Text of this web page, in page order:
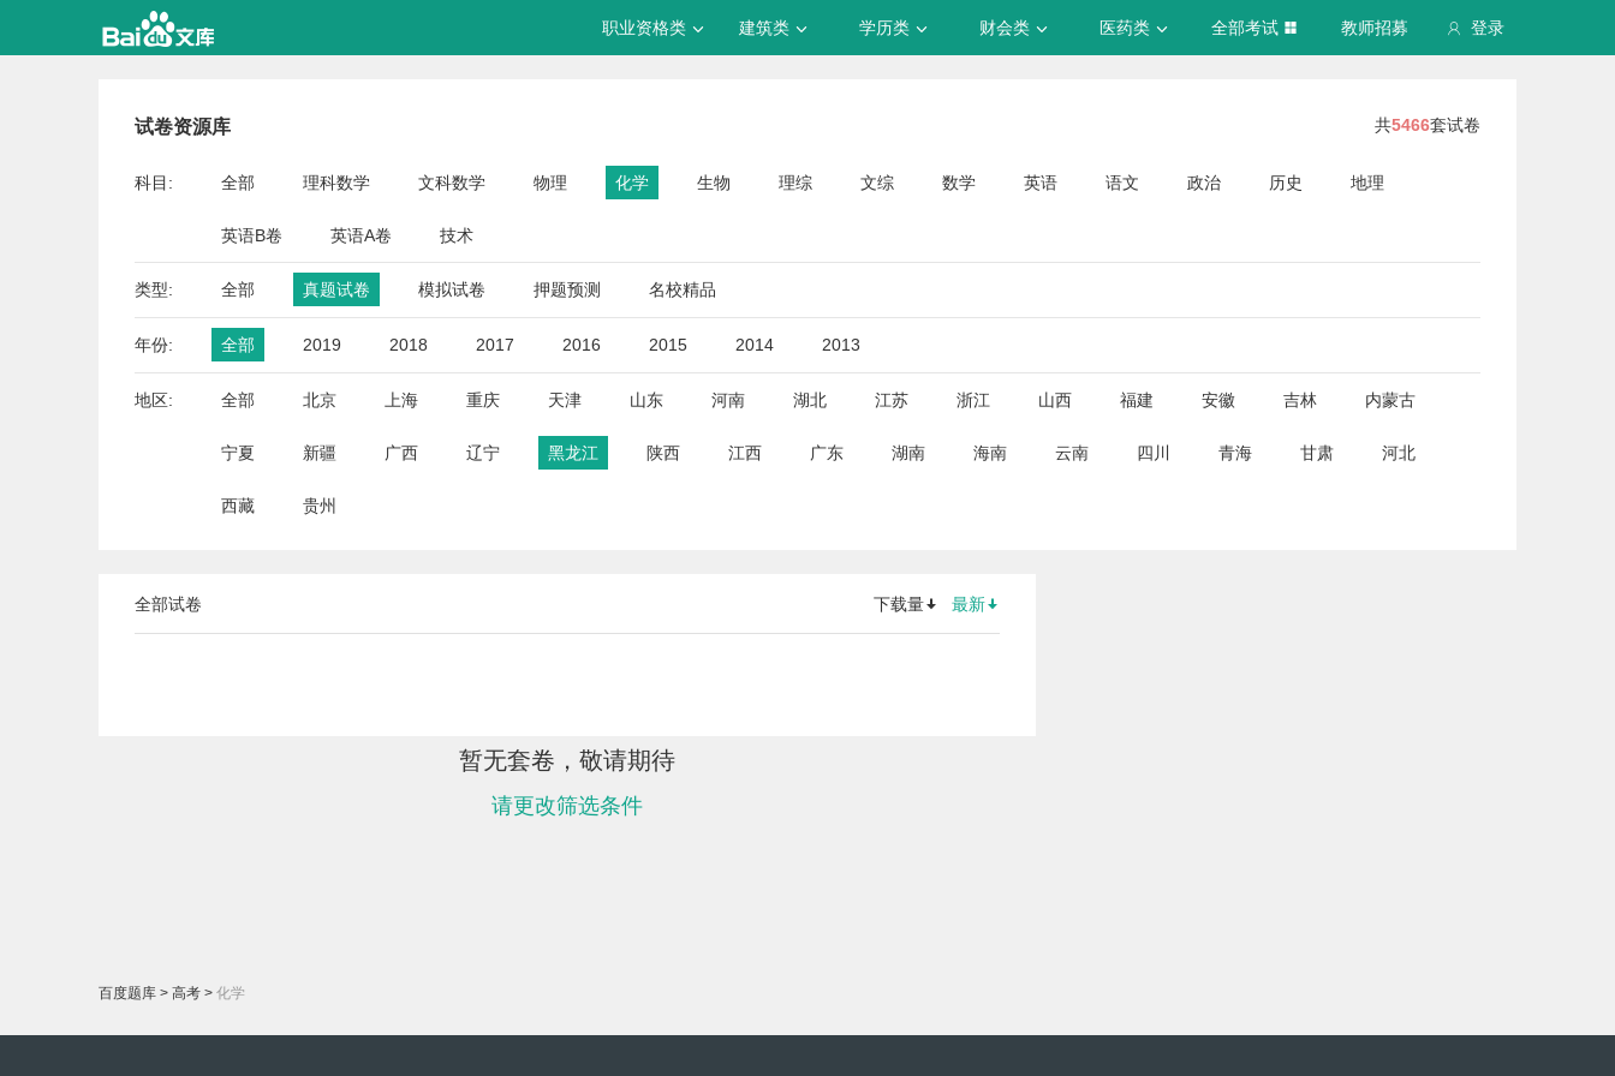
登录
职业资格类 建筑类 学历类 财会类 医药类 全部考试 教师招募
试卷资源库 共5466套试卷
科目: 全部 理科数学 文科数学 物理 化学 生物 理综 文综 数学 英语 语文 政治 历史 地理
英语B卷 英语A卷 技术
类型: 全部 真题试卷 模拟试卷 押题预测 名校精品
年份: 全部 2019 2018 2017 2016 2015 2014 2013
地区: 全部 北京 上海 重庆 天津 山东 河南 湖北 江苏 浙江 山西 福建 安徽 吉林 内蒙古
宁夏 新疆 广西 辽宁 黑龙江 陕西 江西 广东 湖南 海南 云南 四川 青海 甘肃 河北
西藏 贵州
全部试卷 下载量 最新
暂无套卷，敬请期待
请更改筛选条件
百度题库 > 高考 > 化学